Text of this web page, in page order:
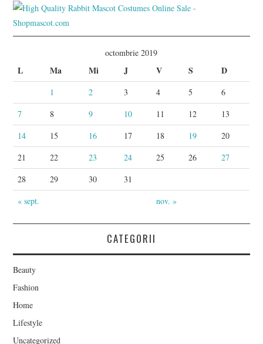
octombrie 2019
L Ma Mi J V S D
« sept. nov. »
1 2 3 4 5
6
7
8 9 10 11 12
13
14
15 16 17 18 19
20
21
22 23 24 25 26
27
28
29 30 31
CATEGORII
Beauty
Fashion
Home
Lifestyle
Uncategorized